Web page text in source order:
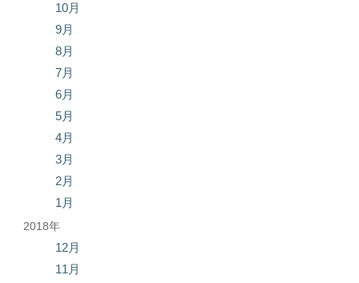
10月
9月
8月
7月
6月
5月
4月
3月
2月
1月
2018年
12月
11月